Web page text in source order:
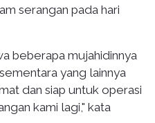
serangan pada hari
beberapa mujahidinnya
yang lainnya
dan siap untuk operasi
kami lagi," kata